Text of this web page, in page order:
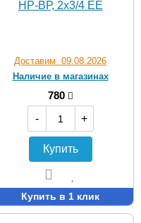
НР-ВР, 2х3/4 EE
Доставим 09.08.2026
Наличие в магазинах
780
-
+
Купить
Купить в 1 клик